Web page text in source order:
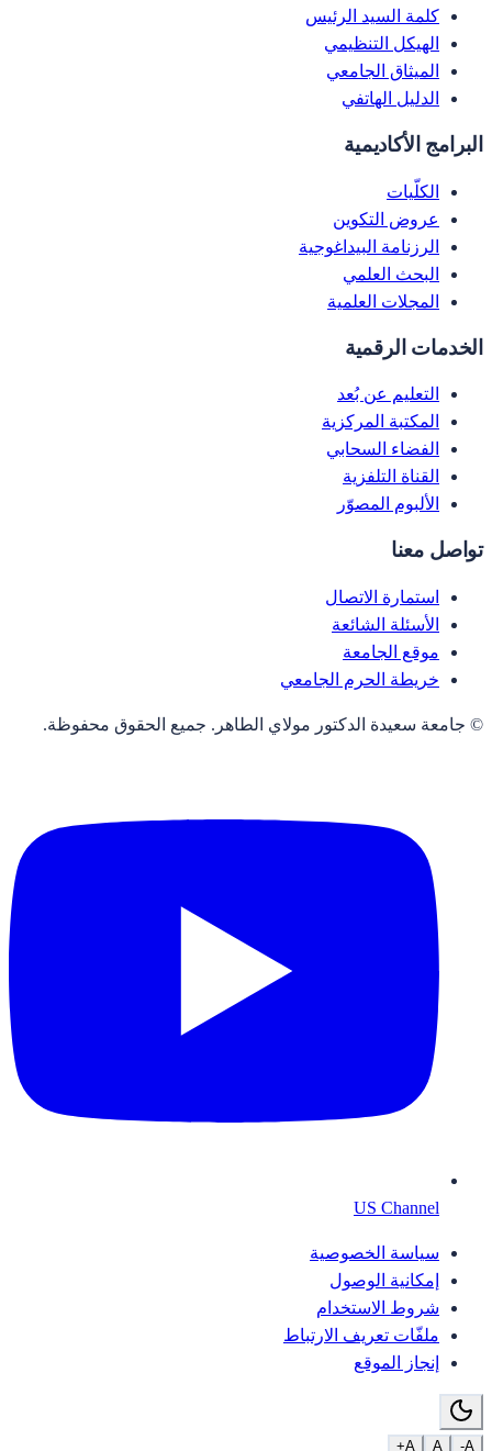
كلمة السيد الرئيس
الهيكل التنظيمي
الميثاق الجامعي
الدليل الهاتفي
البرامج الأكاديمية
الكلّيات
عروض التكوين
الرزنامة البيداغوجية
البحث العلمي
المجلات العلمية
الخدمات الرقمية
التعليم عن بُعد
المكتبة المركزية
الفضاء السحابي
القناة التلفزية
الألبوم المصوّر
تواصل معنا
استمارة الاتصال
الأسئلة الشائعة
موقع الجامعة
خريطة الحرم الجامعي
© جامعة سعيدة الدكتور مولاي الطاهر. جميع الحقوق محفوظة.
US Channel
سياسة الخصوصية
إمكانية الوصول
شروط الاستخدام
ملفّات تعريف الارتباط
إنجاز الموقع
A-
A
A+